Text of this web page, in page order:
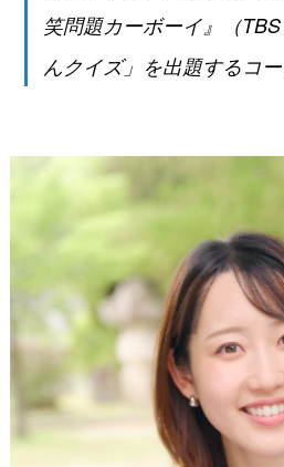
笑問題カーボーイ』（
んクイズ」を出題するコー